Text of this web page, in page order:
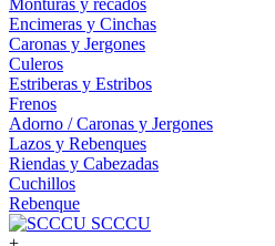
Monturas y recados
Encimeras y Cinchas
Caronas y Jergones
Culeros
Estriberas y Estribos
Frenos
Adorno / Caronas y Jergones
Lazos y Rebenques
Riendas y Cabezadas
Cuchillos
Rebenque
SCCCU